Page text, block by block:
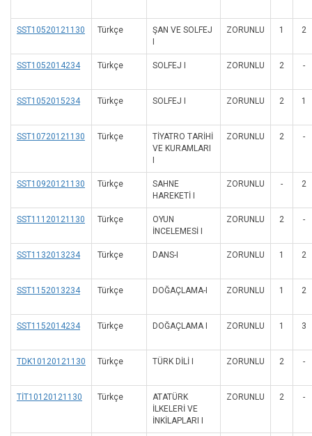
SST10520121130 Türkçe
ŞAN VE SOLFEJ
ZORUNLU 1 2
SST1052014234 Türkçe SOLFEJ I ZORUNLU 2 -
SST1052015234 Türkçe SOLFEJ I ZORUNLU 2 1
SST10720121130 Türkçe
TİYATRO TARİHİ
VE KURAMLARI
ZORUNLU 2 -
SST10920121130 Türkçe
SAHNE
HAREKETİ I
ZORUNLU - 2
SST11120121130 Türkçe
OYUN
İNCELEMESİ I
ZORUNLU 2 -
SST1132013234 Türkçe DANS-I ZORUNLU 1 2
SST1152013234 Türkçe DOĞAÇLAMA-I ZORUNLU 1 2
SST1152014234 Türkçe DOĞAÇLAMA I ZORUNLU 1 3
TDK10120121130 Türkçe TÜRK DİLİ I ZORUNLU 2 -
TİT10120121130 Türkçe
ATATÜRK
İLKELERİ VE
İNKİLAPLARI I
ZORUNLU 2 -